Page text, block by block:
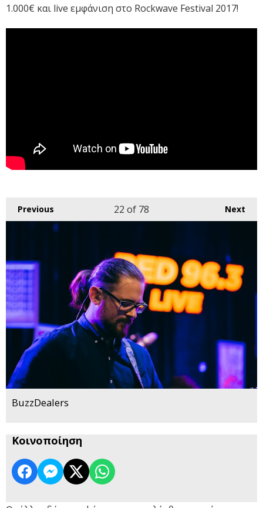
1.000€ και live εμφάνιση στο Rockwave Festival 2017!
Previous Next
22 of 78
BuzzDealers
Κοινοποίηση